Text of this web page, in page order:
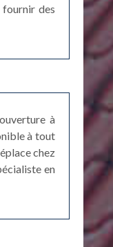
des
à
à tout
chez
en